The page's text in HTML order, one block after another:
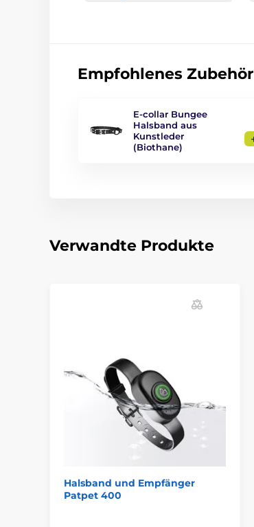
Empfohlenes Zubehör
E-collar Bungee
Halsband aus
Kunstleder
(Biothane)
Verwandte Produkte
Halsband und Empfänger
Patpet 400